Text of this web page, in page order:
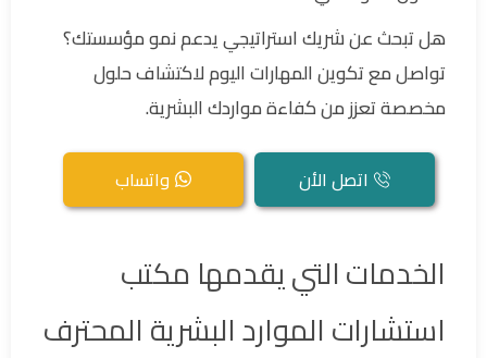
هل تبحث عن شريك استراتيجي يدعم نمو مؤسستك؟
تواصل مع تكوين المهارات اليوم لاكتشاف حلول
مخصصة تعزز من كفاءة مواردك البشرية.
اتصل الأن واتساب
الخدمات التي يقدمها مكتب
استشارات الموارد البشرية المحترف